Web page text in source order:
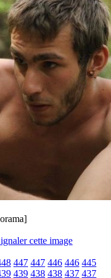
447 447 446 446 445
439 438 438 437 437